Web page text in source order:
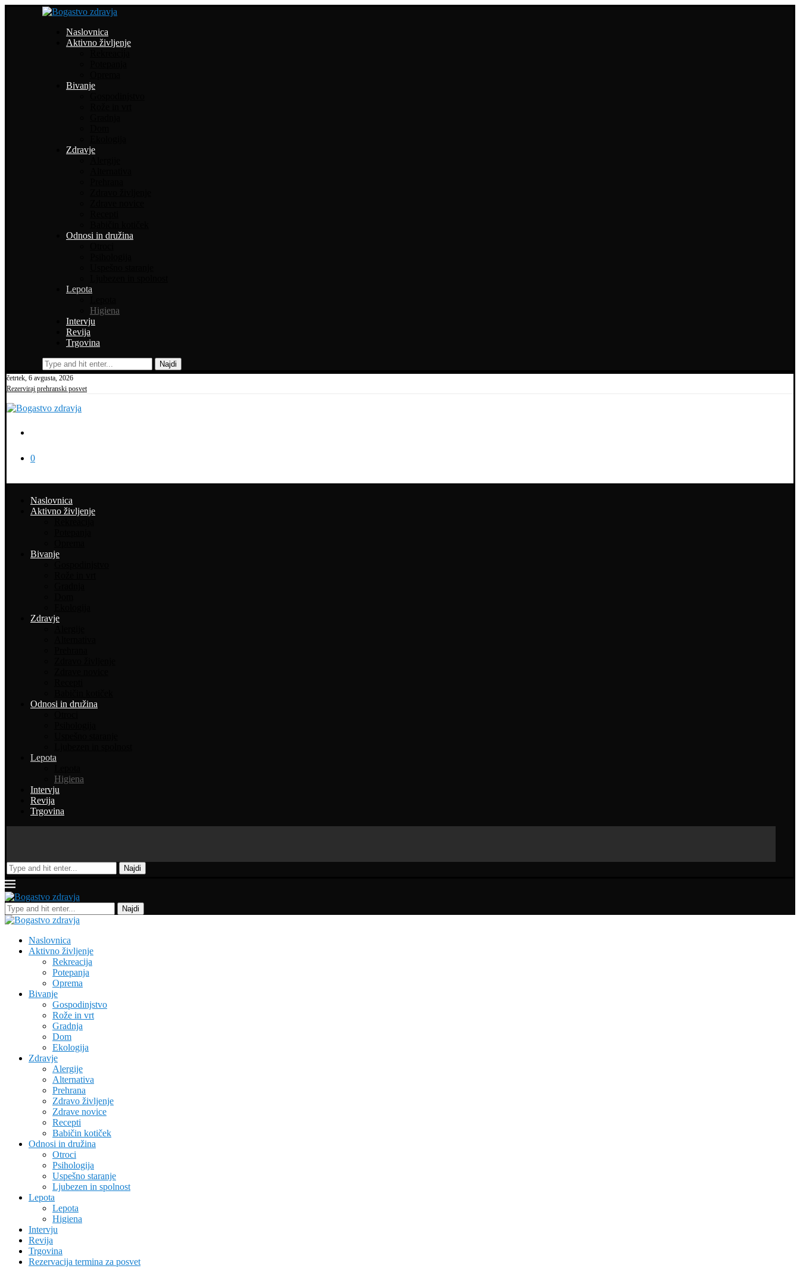
Naslovnica
Aktivno življenje
Bivanje
Zdravje
Odnosi in družina
Lepota
Higiena
Intervju
Revija
Trgovina
Najdi
četrtek, 6 avgusta, 2026
Rezerviraj prehranski posvet
0
Naslovnica
Aktivno življenje
Bivanje
Zdravje
Odnosi in družina
Lepota
Higiena
Intervju
Revija
Trgovina
Najdi
Najdi
Naslovnica
Aktivno življenje
Rekreacija
Potepanja
Oprema
Bivanje
Gospodinjstvo
Rože in vrt
Gradnja
Dom
Ekologija
Zdravje
Alergije
Alternativa
Prehrana
Zdravo življenje
Zdrave novice
Recepti
Babičin kotiček
Odnosi in družina
Otroci
Psihologija
Uspešno staranje
Ljubezen in spolnost
Lepota
Lepota
Higiena
Intervju
Revija
Trgovina
Rezervacija termina za posvet